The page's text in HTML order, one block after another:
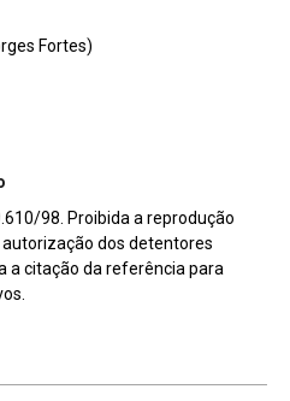
Fortes)
98. Proibida a reprodução
dos detentores
a citação da referência para